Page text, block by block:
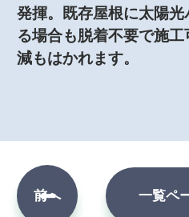
発揮。既存屋根に太陽
る場合も脱着不要で施
減もはかれます。
前へ 一覧ペ
次へ